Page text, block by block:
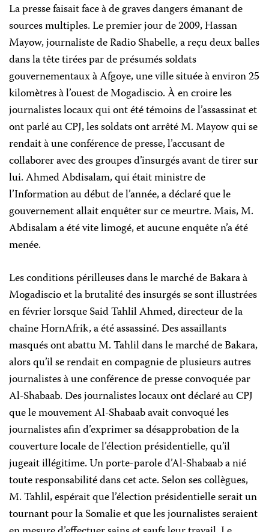
La presse faisait face à de graves dangers émanant de
sources multiples. Le premier jour de 2009, Hassan
Mayow, journaliste de Radio Shabelle, a reçu deux balles
dans la tête tirées par de présumés soldats
gouvernementaux à Afgoye, une ville située à environ 25
kilomètres à l’ouest de Mogadiscio. À en croire les
journalistes locaux qui ont été témoins de l’assassinat et
ont parlé au CPJ, les soldats ont arrêté M. Mayow qui se
rendait à une conférence de presse, l’accusant de
collaborer avec des groupes d’insurgés avant de tirer sur
lui. Ahmed Abdisalam, qui était ministre de
l’Information au début de l’année, a déclaré que le
gouvernement allait enquêter sur ce meurtre. Mais, M.
Abdisalam a été vite limogé, et aucune enquête n’a été
menée.
Les conditions périlleuses dans le marché de Bakara à
Mogadiscio et la brutalité des insurgés se sont illustrées
en février lorsque Said Tahlil Ahmed, directeur de la
chaîne HornAfrik, a été assassiné. Des assaillants
masqués ont abattu M. Tahlil dans le marché de Bakara,
alors qu’il se rendait en compagnie de plusieurs autres
journalistes à une conférence de presse convoquée par
Al-Shabaab. Des journalistes locaux ont déclaré au CPJ
que le mouvement Al-Shabaab avait convoqué les
journalistes afin d’exprimer sa désapprobation de la
couverture locale de l’élection présidentielle, qu’il
jugeait illégitime. Un porte-parole d’Al-Shabaab a nié
toute responsabilité dans cet acte. Selon ses collègues,
M. Tahlil, espérait que l’élection présidentielle serait un
tournant pour la Somalie et que les journalistes seraient